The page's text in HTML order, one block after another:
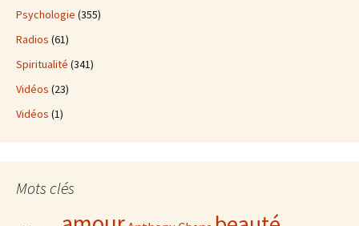
Psychologie (355)
Radios (61)
Spiritualité (341)
Vidéos (23)
Vidéos (1)
Mots clés